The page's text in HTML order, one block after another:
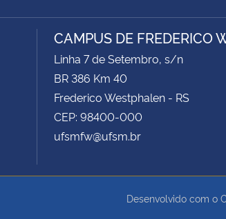
CAMPUS DE FREDERICO
Linha 7 de Setembro, s/n
BR 386 Km 40
Frederico Westphalen - RS
CEP: 98400-000
ufsmfw@ufsm.br
Desenvolvido com o